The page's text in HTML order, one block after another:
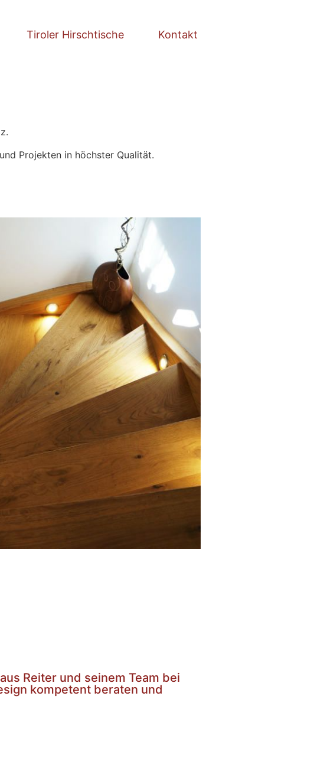
Tiroler Hirschtische Kontakt
Projekten in höchster Qualität.
Reiter und seinem Team bei
kompetent beraten und